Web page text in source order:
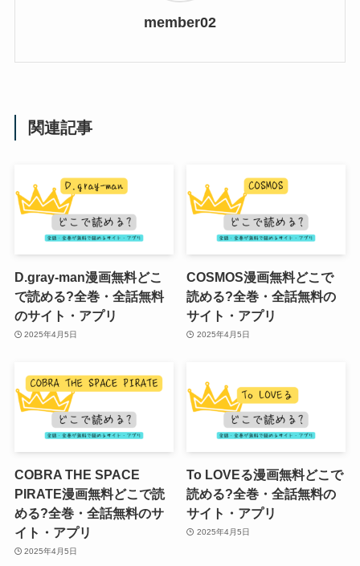
member02
関連記事
D.gray-man漫画無料どこ
で読める?全巻・全話無料
のサイト・アプリ
2025年4月5日
COSMOS漫画無料どこで
読める?全巻・全話無料の
サイト・アプリ
2025年4月5日
COBRA THE SPACE
PIRATE漫画無料どこで読
める?全巻・全話無料のサ
イト・アプリ
2025年4月5日
To LOVEる漫画無料どこで
読める?全巻・全話無料の
サイト・アプリ
2025年4月5日